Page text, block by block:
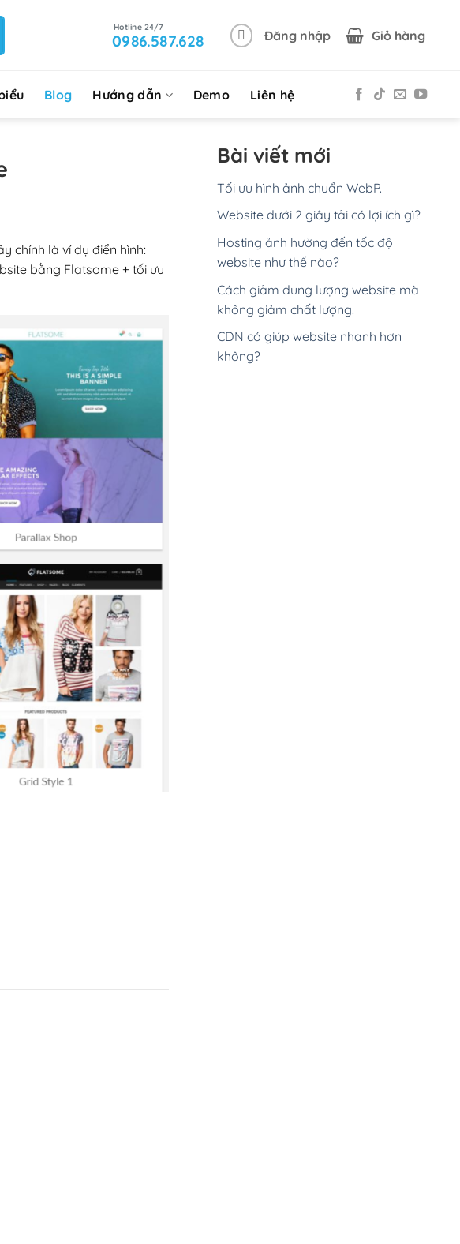
0986.587.628 Đăng nhập Giỏ hàng
Blog Hướng dẫn Demo Liên hệ
chính là ví dụ điển hình:
bằng Flatsome + tối ưu
Bài viết mới
Tối ưu hình ảnh chuẩn WebP.
Website dưới 2 giây tải có lợi ích gì?
Hosting ảnh hưởng đến tốc độ
website như thế nào?
Cách giảm dung lượng website mà
không giảm chất lượng.
CDN có giúp website nhanh hơn
không?